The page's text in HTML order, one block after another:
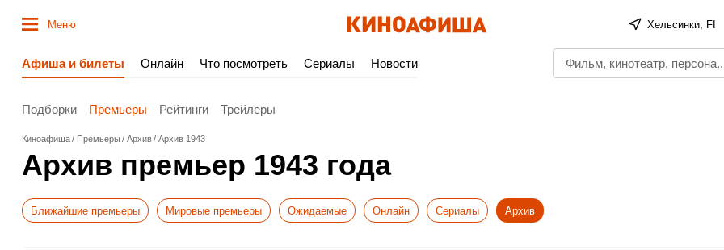
Меню Хельсинки, FI
Афиша и билеты Онлайн Что посмотреть Сериалы Новости
Подборки Премьеры Рейтинги Трейлеры
Киноафиша Премьеры Архив Архив 1943
Архив премьер 1943 года
Ближайшие премьеры Мировые премьеры Ожидаемые Онлайн Сериалы Архив